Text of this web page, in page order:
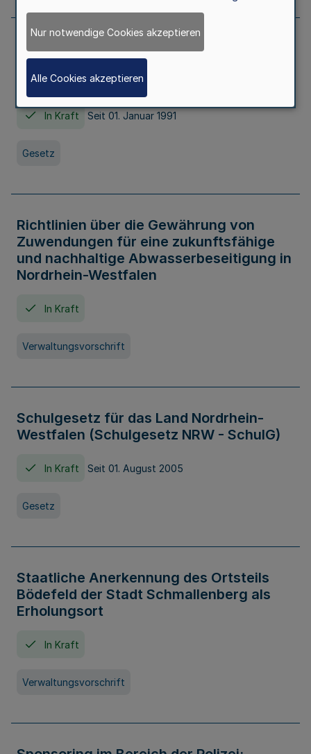
Erstes Gesetz zur Ausführung des
Kinder- und Jugendhilfegesetzes - AG -
KJHG -
In Kraft Seit 01. Januar 1991
Gesetz
Richtlinien über die Gewährung von
Zuwendungen für eine zukunftsfähige
und nachhaltige Abwasserbeseitigung in
Nordrhein-Westfalen
In Kraft
Verwaltungsvorschrift
Schulgesetz für das Land Nordrhein-
Westfalen (Schulgesetz NRW - SchulG)
In Kraft Seit 01. August 2005
Gesetz
Staatliche Anerkennung des Ortsteils
Bödefeld der Stadt Schmallenberg als
Erholungsort
In Kraft
Verwaltungsvorschrift
Nur notwendige Cookies akzeptieren
Alle Cookies akzeptieren